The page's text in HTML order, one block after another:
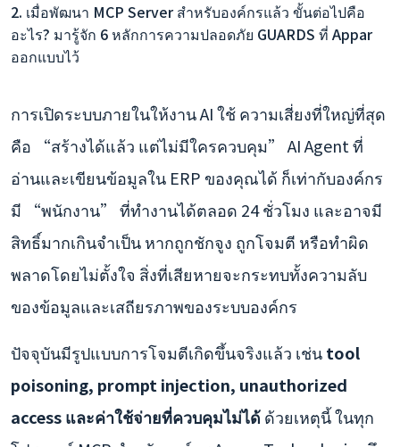
2. เมื่อพัฒนา MCP Server สำหรับองค์กรแล้ว ขั้นต่อไปคือ
อะไร? มารู้จัก 6 หลักการความปลอดภัย GUARDS ที่ Appar
ออกแบบไว้
การเปิดระบบภายในให้งาน AI ใช้ ความเสี่ยงที่ใหญ่ที่สุด
คือ “สร้างได้แล้ว แต่ไม่มีใครควบคุม” AI Agent ที่
อ่านและเขียนข้อมูลใน ERP ของคุณได้ ก็เท่ากับองค์กร
มี “พนักงาน” ที่ทำงานได้ตลอด 24 ชั่วโมง และอาจมี
สิทธิ์มากเกินจำเป็น หากถูกชักจูง ถูกโจมตี หรือทำผิด
พลาดโดยไม่ตั้งใจ สิ่งที่เสียหายจะกระทบทั้งความลับ
ของข้อมูลและเสถียรภาพของระบบองค์กร
ปัจจุบันมีรูปแบบการโจมตีเกิดขึ้นจริงแล้ว เช่นtool
poisoning, prompt injection, unauthorized
access และค่าใช้จ่ายที่ควบคุมไม่ได้ด้วยเหตุนี้ ในทุก